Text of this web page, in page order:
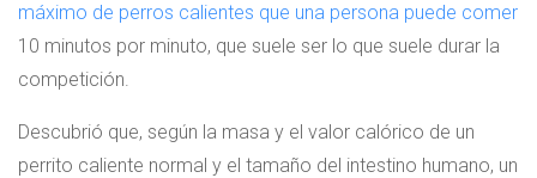
máximo de perros calientes que una persona puede comer
10 minutos por minuto, que suele ser lo que suele durar la
competición.
Descubrió que, según la masa y el valor calórico de un
perrito caliente normal y el tamaño del intestino humano, un